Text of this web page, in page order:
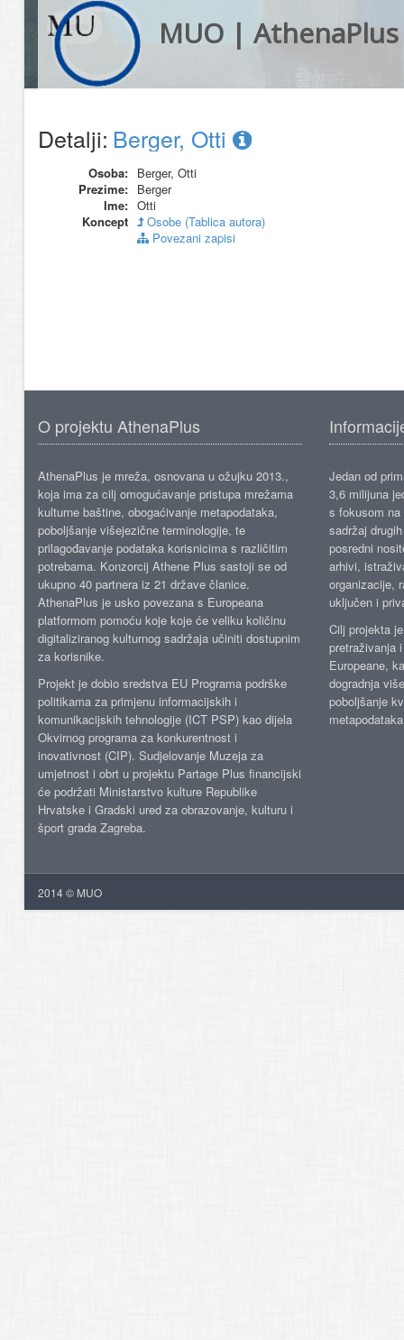
MUO | AthenaPlus
Detalji: Berger, Otti
Osoba: Berger, Otti
Prezime: Berger
Ime: Otti
Koncept
Osobe (Tablica autora)
Povezani zapisi
O projektu AthenaPlus
AthenaPlus je mreža, osnovana u ožujku 2013.,
koja ima za cilj omogućavanje pristupa mrežama
kulturne baštine, obogaćivanje metapodataka,
poboljšanje višejezične terminologije, te
prilagođavanje podataka korisnicima s različitim
potrebama. Konzorcij Athene Plus sastoji se od
ukupno 40 partnera iz 21 države članice.
AthenaPlus je usko povezana s Europeana
platformom pomoću koje koje će veliku količinu
digitaliziranog kulturnog sadržaja učiniti dostupnim
za korisnike.
Projekt je dobio sredstva EU Programa podrške
politikama za primjenu informacijskih i
komunikacijskih tehnologije (ICT PSP) kao dijela
Okvirnog programa za konkurentnost i
inovativnost (CIP). Sudjelovanje Muzeja za
umjetnost i obrt u projektu Partage Plus financijski
će podržati Ministarstvo kulture Republike
Hrvatske i Gradski ured za obrazovanje, kulturu i
šport grada Zagreba.
Jedan od
3,6 milijuna
s fokusom
sadržaj
posredni
arhivi,
organizacije,
uključen i
Cilj projekta
pretraživanja
Europeane,
dogradnja
poboljšanje
2014 © MUO